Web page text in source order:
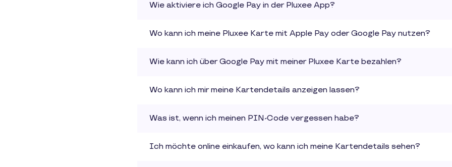
Wie aktiviere ich Google Pay in der Pluxee App?
Wo kann ich meine Pluxee Karte mit Apple Pay oder Google Pay nutzen?
Wie kann ich über Google Pay mit meiner Pluxee Karte bezahlen?
Wo kann ich mir meine Kartendetails anzeigen lassen?
Was ist, wenn ich meinen PIN-Code vergessen habe?
Ich möchte online einkaufen, wo kann ich meine Kartendetails sehen?